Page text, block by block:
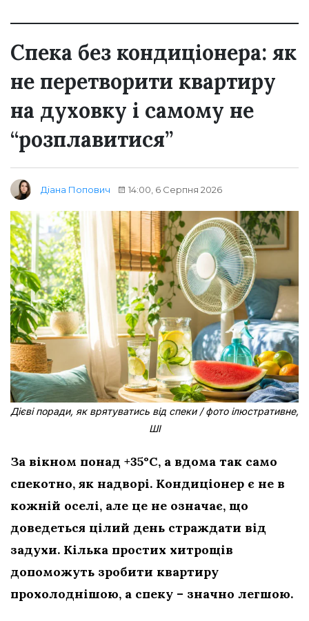
Спека без кондиціонера: як
не перетворити квартиру
на духовку і самому не
“розплавитися”
Діана Попович 14:00, 6 Серпня 2026
Дієві поради, як врятуватись від спеки / фото ілюстративне,
ШІ
За вікном понад +35°C, а вдома так само
спекотно, як надворі. Кондиціонер є не в
кожній оселі, але це не означає, що
доведеться цілий день страждати від
задухи. Кілька простих хитрощів
допоможуть зробити квартиру
прохолоднішою, а спеку – значно легшою.